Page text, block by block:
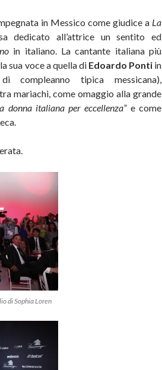
in Messico come giudice a La
dedicato all’attrice un sentito ed
in italiano. La cantante italiana più
sua voce a quella di Edoardo Pontiin
compleanno tipica messicana),
mariachi, come omaggio alla grande
donna italiana per eccellenza”e come
di Sophia Loren